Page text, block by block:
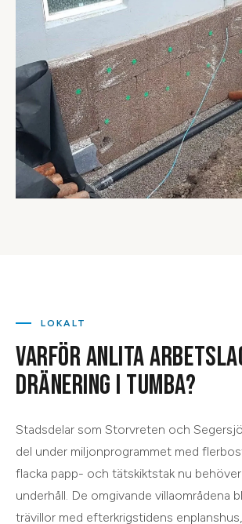
LOKALT
VARFÖR ANLITA
DRÄNERING I TUMBA?
Stadsdelar som Storvreten och
del under miljonprogrammet med
flacka papp- och tätskiktstak nu
underhåll. De omgivande villaområdena
trävillor med efterkrigstidens